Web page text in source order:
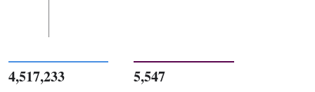
4,517,233 5,547